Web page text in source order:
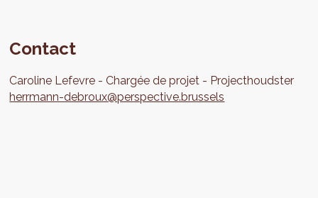
Contact
Caroline Lefevre Chargée de projet
Projecthoudster
herrmann-debroux@perspective.brussels